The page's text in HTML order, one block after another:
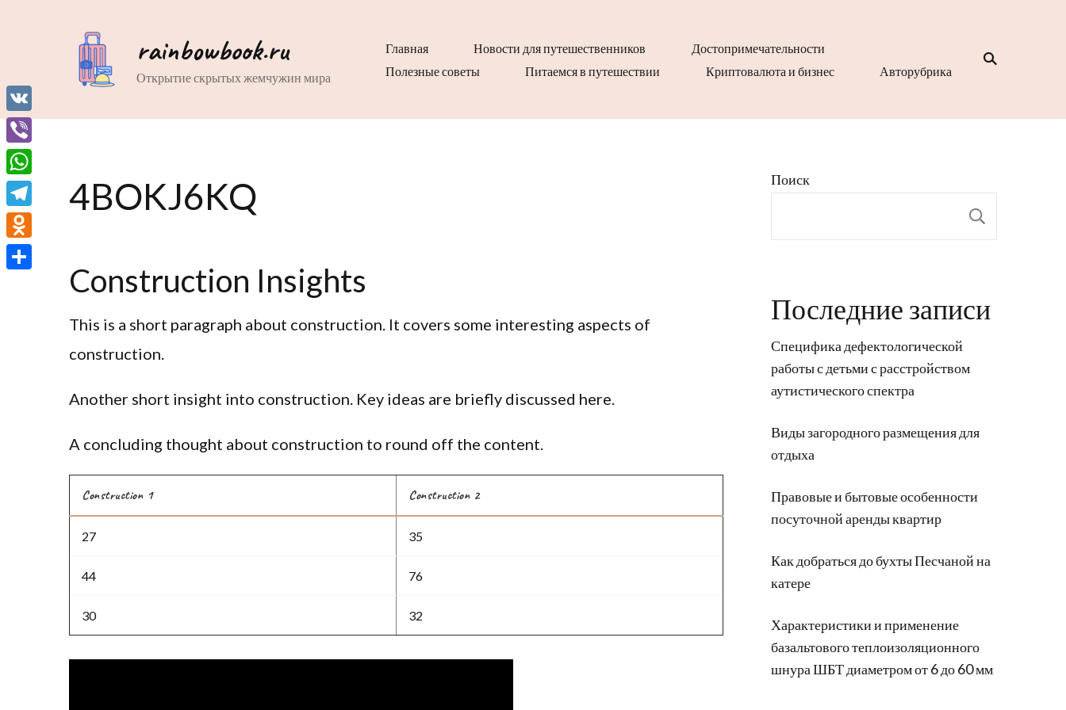
rainbowbook.ru
Открытие скрытых жемчужин мира
Главная Новости для путешественников
Достопримечательности
Полезные советы
Питаемся в путешествии Криптовалюта и бизнес Авторубрика
4BOKJ6KQ
Construction Insights
This is a short paragraph about construction. It covers some interesting aspects of
construction.
Another short insight into construction. Key ideas are briefly discussed here.
A concluding thought about construction to round off the content.
Construction 1 Construction 2
27 35
44 76
30 32
Поиск
Последние записи
Специфика дефектологической
работы с детьми с расстройством
аутистического спектра
Виды загородного размещения для
отдыха
Правовые и бытовые особенности
посуточной аренды квартир
Как добраться до бухты Песчаной на
катере
Характеристики и применение
базальтового теплоизоляционного
шнура ШБТ диаметром от 6 до 60 мм
VK
Viber
WhatsApp
Telegram
Odnoklassniki
Отправить